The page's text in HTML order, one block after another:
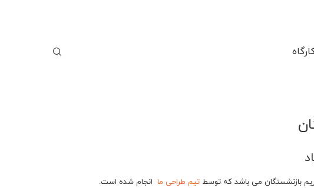
بازنشستگان می باشد که توسطتیم طراحی ما انجام شده است.